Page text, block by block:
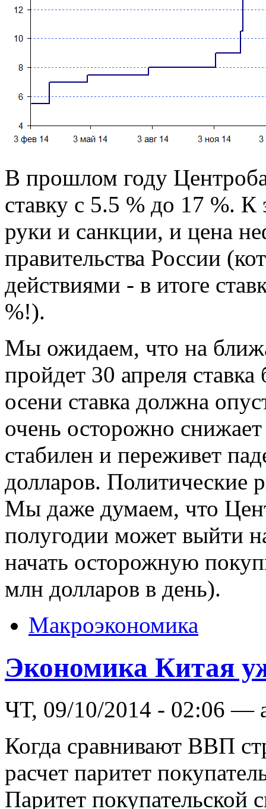
В прошлом году
ставку с 5.5 % до 17 %.
руки и санкции, и цена
правительства России
действиями - в итоге
%!).
Мы ожидаем, что на
пройдет 30 апреля
осени ставка должна
очень осторожно снижает
стабилен и переживет
долларов. Политические
Мы даже думаем, что
полугодии может выйти
начать осторожную
млн долларов в день).
Макроэкономика
Экономика Китая
ЧТ, 09/10/2014 - 02:06 —
Когда сравнивают ВВП
расчет паритет
Паритет покупательской